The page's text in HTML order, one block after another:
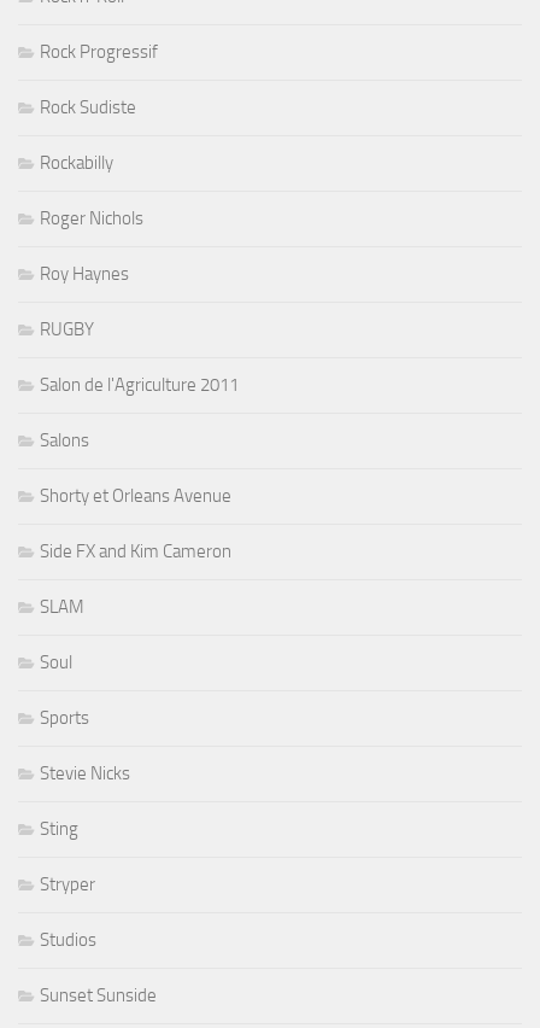
Rock Progressif
Rock Sudiste
Rockabilly
Roger Nichols
Roy Haynes
RUGBY
Salon de l'Agriculture 2011
Salons
Shorty et Orleans Avenue
Side FX and Kim Cameron
SLAM
Soul
Sports
Stevie Nicks
Sting
Stryper
Studios
Sunset Sunside